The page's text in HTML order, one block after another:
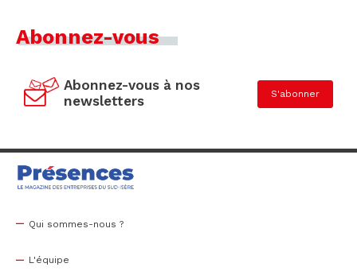
Abonnez-vous
Abonnez-vous à nos
newsletters
S'abonner
Qui sommes-nous ?
L'équipe